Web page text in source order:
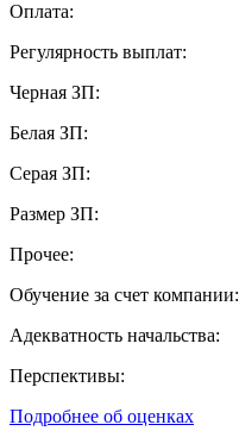
Оплата:
Регулярность выплат:
Черная ЗП:
Белая ЗП:
Серая ЗП:
Размер ЗП:
Прочее:
Обучение за счет компании:
Адекватность начальства:
Перспективы:
Подробнее об оценках